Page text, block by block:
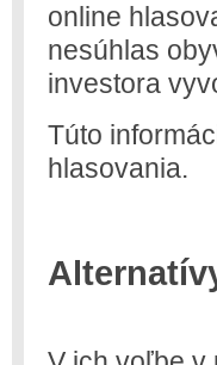
online
nesúhlas
investora
Túto
hlasovania.